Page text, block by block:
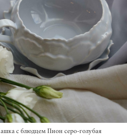
с блюдцем Пион серо-голубая